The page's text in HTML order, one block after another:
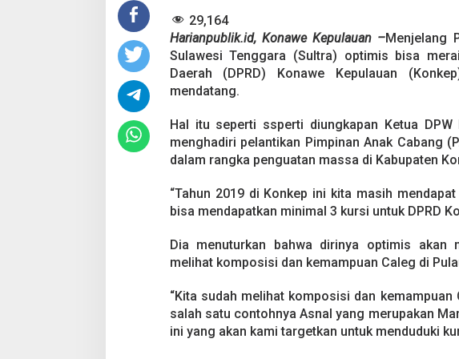
i
2
0
2
4
29,164
Harianpublik.id, Konawe Kepulauan –Menjelang
Sulawesi Tenggara (Sultra) optimis bisa
Daerah (DPRD) Konawe Kepulauan
mendatang.
Hal itu seperti ssperti diungkapan Ketua DPW
menghadiri pelantikan Pimpinan Anak Cabang
dalam rangka penguatan massa di Kabupaten
“Tahun 2019 di Konkep ini kita masih
bisa mendapatkan minimal 3 kursi untuk DPRD
Dia menuturkan bahwa dirinya optimis akan
melihat komposisi dan kemampuan Caleg di
“Kita sudah melihat komposisi dan
salah satu contohnya Asnal yang merupakan
ini yang akan kami targetkan untuk menduduki
Pesta Pernikahan Berakhir
Mencekam, Mahasiswa Ditikam
Badik Usai Cekcok saat Pesta
Miras
29 Juni 2026